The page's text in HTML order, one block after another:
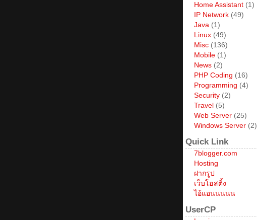
Home Assistant (1)
IP Network (49)
Java (1)
Linux (49)
Misc (136)
Mobile (1)
News (2)
PHP Coding (16)
Programming (4)
Security (2)
Travel (5)
Web Server (25)
Windows Server (2)
Quick Link
7blogger.com
Hosting
ฝากรูป
เว็บโฮสติ้ง
ไอ้แอนนนนน
UserCP